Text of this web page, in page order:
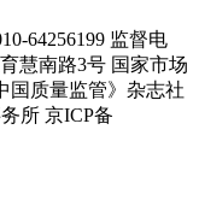
64256199 监督电
慧南路3号 国家市场
国质量监管》杂志社
所 京ICP备